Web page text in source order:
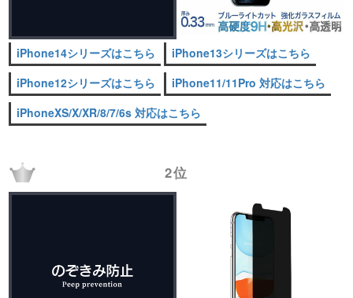
iPhone14シリーズはこちら
iPhone13シリーズはこちら
iPhone12シリーズはこちら
iPhone11/11Pro 対応はこちら
iPhoneXS/X/XR/8/7/6s 対応はこちら
2位